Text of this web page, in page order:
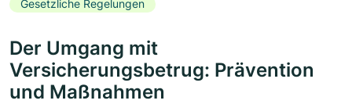
Gesetzliche Regelungen
Der Umgang mit
Versicherungsbetrug: Prävention
und Maßnahmen